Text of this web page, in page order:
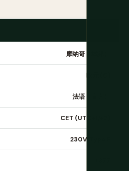
摩纳哥（城邦）
欧元 (€)
法语（官方）
CET (UTC+1/+2)
230V, Type F